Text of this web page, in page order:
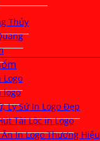
Thủy
Logo
logo
Ly Sứ In Logo Đẹp
Tài Lộc in Logo
In Logo Thương Hiệu